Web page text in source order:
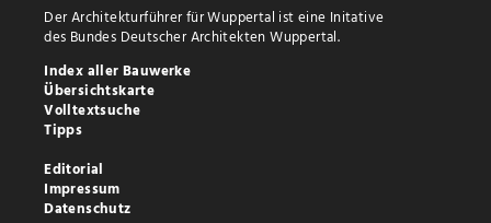
Der Architekturführer für Wuppertal ist eine Initative
des Bundes Deutscher Architekten Wuppertal.
Index aller Bauwerke
Übersichtskarte
Volltextsuche
Tipps
Editorial
Impressum
Datenschutz